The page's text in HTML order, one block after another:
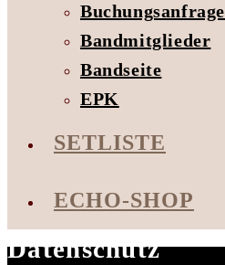
Buchungsanfrage
Bandmitglieder
Bandseite
EPK
SETLISTE
ECHO-SHOP
Datenschutz